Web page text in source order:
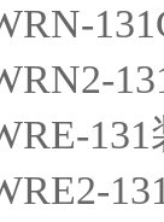
131